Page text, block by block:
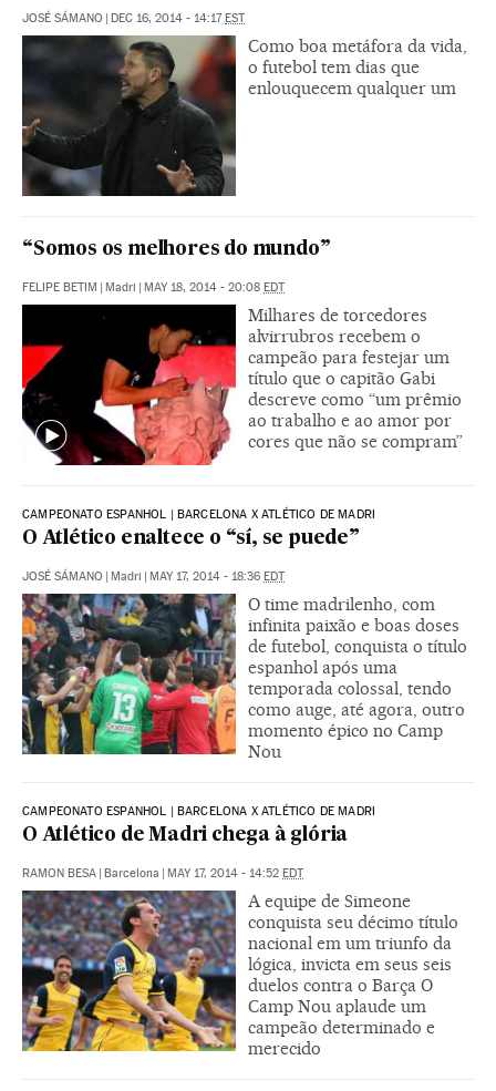
JOSÉ SÁMANO | DEC 16, 2014 - 14:17EST
Como boa metáfora da vida,
o futebol tem dias que
enlouquecem qualquer um
“Somos os melhores do mundo”
FELIPE BETIM | Madri | MAY 18, 2014 - 20:08 EDT
Milhares de torcedores
alvirrubros recebem o
campeão para festejar um
título que o capitão Gabi
descreve como “um prêmio
ao trabalho e ao amor por
cores que não se compram”
CAMPEONATO ESPANHOL | BARCELONA X ATLÉTICO DE MADRI
O Atlético enaltece o “sí, se puede”
JOSÉ SÁMANO | Madri | MAY 17, 2014 - 18:36 EDT
O time madrilenho, com
infinita paixão e boas doses
de futebol, conquista o título
espanhol após uma
temporada colossal, tendo
como auge, até agora, outro
momento épico no Camp
Nou
CAMPEONATO ESPANHOL | BARCELONA X ATLÉTICO DE MADRI
O Atlético de Madri chega à glória
RAMON BESA | Barcelona | MAY 17, 2014 - 14:52 EDT
A equipe de Simeone
conquista seu décimo título
nacional em um triunfo da
lógica, invicta em seus seis
duelos contra o Barça O
Camp Nou aplaude um
campeão determinado e
merecido